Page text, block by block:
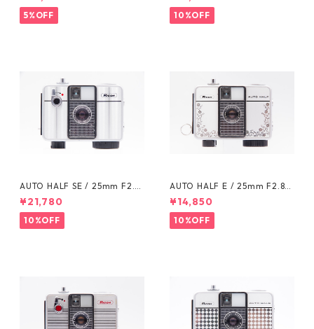
5%OFF 10%OFF
AUTO HALF SE / 25mm F2.8
(1011832) RICOH リコー
¥21,780
10%OFF
AUTO HALF E / 25mm F2.8
(929308) RICOH リコー
¥14,850
10%OFF